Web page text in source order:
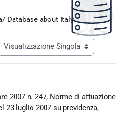
Database about Italy
terziaria modalità
2007 n. 247, Norme di attuazione
23 luglio 2007 su previdenza,